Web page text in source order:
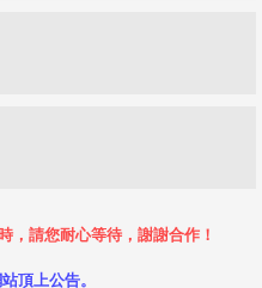
請您耐心等待，謝謝合作！
頂上公告。